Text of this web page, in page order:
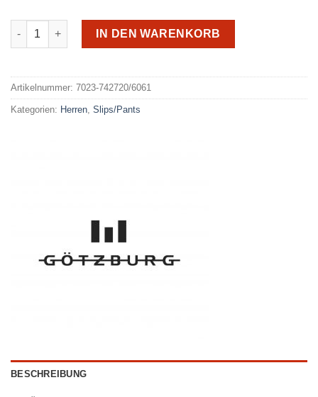
Götzburg Slip 2erPack 742720 Menge
IN DEN WARENKORB
Artikelnummer: 7023-742720/6061
Kategorien: Herren Slips/Pants
BESCHREIBUNG